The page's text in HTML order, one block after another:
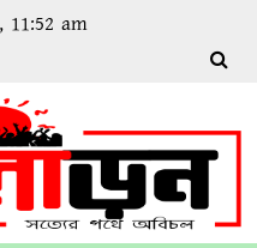
11:52 am